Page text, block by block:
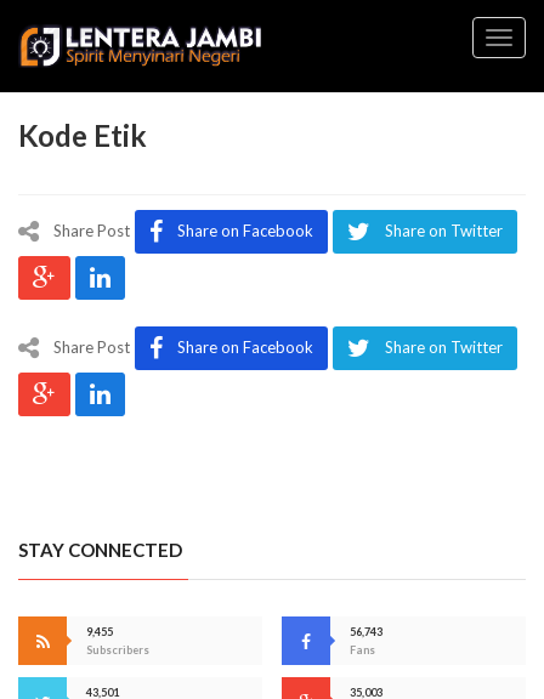
Kode Etik
Share Post Share on Facebook Share on Twitter
Share Post Share on Facebook Share on Twitter
STAY CONNECTED
9,455
Subscribers
56,743
Fans
43,501
35,003